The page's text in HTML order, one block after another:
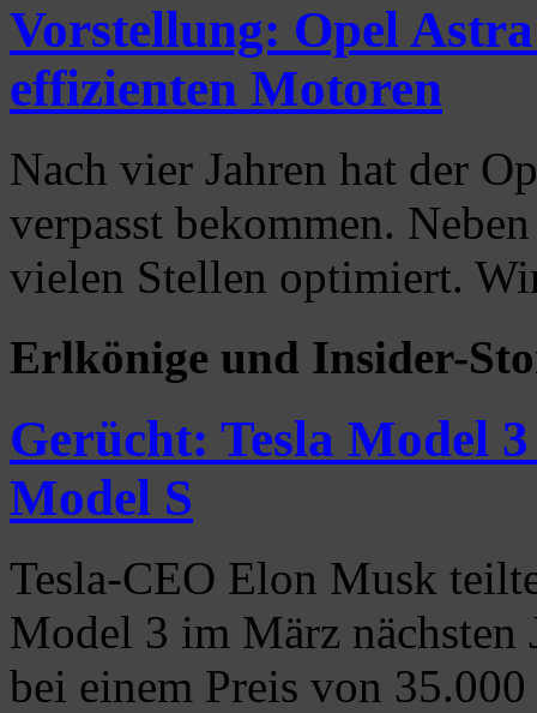
Vorstellung: Opel
effizienten Motoren
Nach vier Jahren hat der
verpasst bekommen.
vielen Stellen optimiert.
Erlkönige und Insider-
Gerücht: Tesla Model
Model S
Tesla-CEO Elon Musk
Model 3 im März nächsten
bei einem Preis von